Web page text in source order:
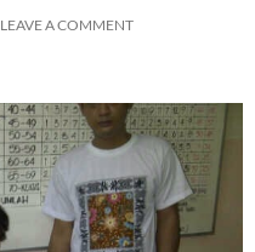
LEAVE A COMMENT